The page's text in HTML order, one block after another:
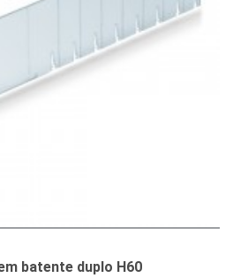
batente duplo H60